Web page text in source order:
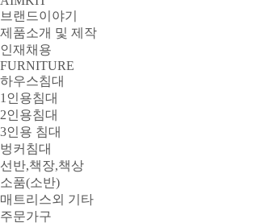
브랜드이야기
제품소개 및 제작
인재채용
FURNITURE
하우스침대
1인용침대
2인용침대
3인용 침대
벙커침대
선반,책장,책상
소품(소반)
매트리스외 기타
주문가구